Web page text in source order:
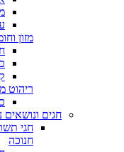
מזון
ריהוט
חגים ונושאים
חגי
חנוכה